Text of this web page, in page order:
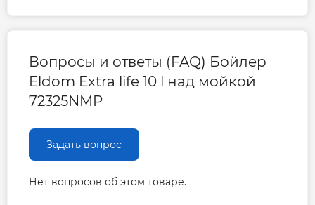
Вопросы и ответы (FAQ) Бойлер
Eldom Extra life 10 l над мойкой
72325NMP
Задать вопрос
Нет вопросов об этом товаре.